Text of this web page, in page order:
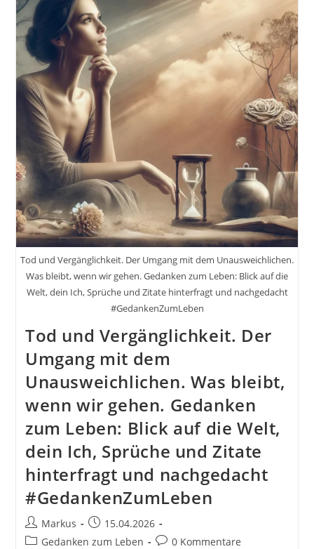
Tod und Vergänglichkeit. Der Umgang mit dem Unausweichlichen.
Was bleibt, wenn wir gehen. Gedanken zum Leben: Blick auf die
Welt, dein Ich, Sprüche und Zitate hinterfragt und nachgedacht
#GedankenZumLeben
Tod und Vergänglichkeit. Der
Umgang mit dem
Unausweichlichen. Was bleibt,
wenn wir gehen. Gedanken
zum Leben: Blick auf die Welt,
dein Ich, Sprüche und Zitate
hinterfragt und nachgedacht
#GedankenZumLeben
Beitrags-
Autor:
Markus
Beitrag
veröffentlicht:
15.04.2026
Beitrags-
Gedanken zum Leben
Beitrags-
0 Kommentare